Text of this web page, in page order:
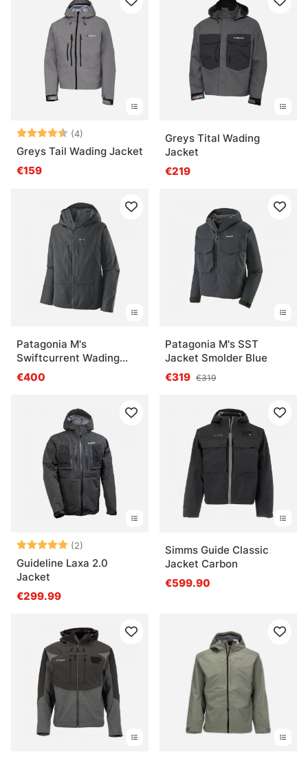
Beoordeling:
(4)
Greys Tail Wading Jacket
€159
Greys Tital Wading
Jacket
€219
Patagonia M's
Swiftcurrent Wading
Jacket, FGE
€400
Patagonia M's SST
Jacket Smolder Blue
€319 €319
Beoordeling:
(2)
Guideline Laxa 2.0
Jacket
€299.99
Simms Guide Classic
Jacket Carbon
€599.90